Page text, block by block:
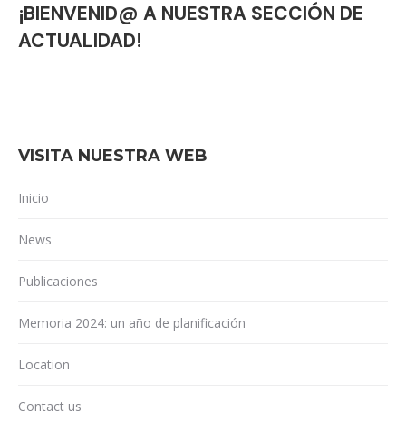
¡BIENVENID@ A NUESTRA SECCIÓN DE
ACTUALIDAD!
VISITA NUESTRA WEB
Inicio
News
Publicaciones
Memoria 2024: un año de planificación
Location
Contact us